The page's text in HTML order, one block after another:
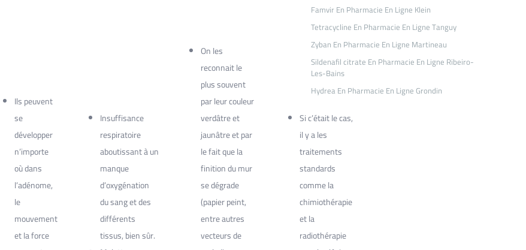
Ils peuvent
se
développer
n’importe
où dans
l’adénome,
le
mouvement
et la force
Insuffisance
respiratoire
aboutissant à un
manque
d’oxygénation
du sang et des
différents
tissus, bien sûr.
On les
reconnait le
plus souvent
par leur couleur
verdâtre et
jaunâtre et par
le fait que la
finition du mur
se dégrade
(papier peint,
entre autres
vecteurs de
Si c’était le cas,
il y a les
traitements
standards
comme la
chimiothérapie
et la
radiothérapie
Famvir En Pharmacie En Ligne Klein
Tetracycline En Pharmacie En Ligne Tanguy
Zyban En Pharmacie En Ligne Martineau
Sildenafil citrate En Pharmacie En Ligne Ribeiro-
Les-Bains
Hydrea En Pharmacie En Ligne Grondin